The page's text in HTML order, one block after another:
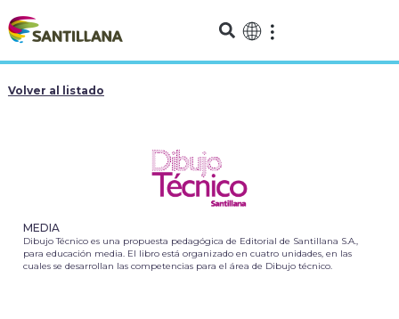
Volver al listado
MEDIA
Dibujo Técnico es una propuesta pedagógica de Editorial de Santillana S.A.,
para educación media. El libro está organizado en cuatro unidades, en las
cuales se desarrollan las competencias para el área de Dibujo técnico.